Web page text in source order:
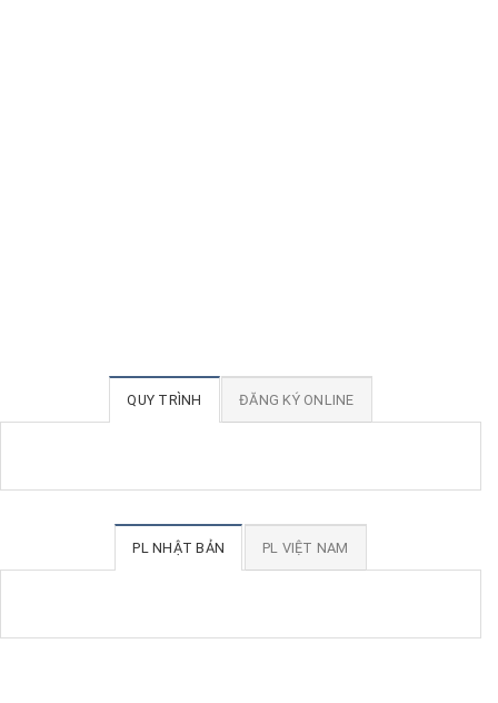
QUY TRÌNH ĐĂNG KÝ ONLINE
PL NHẬT BẢN PL VIỆT NAM